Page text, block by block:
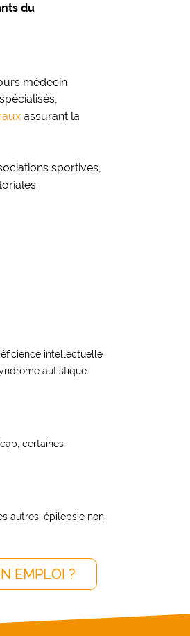
du
médecin
assurant la
sportives,
intellectuelle
autistique
certaines
autres, épilepsie non
EMPLOI ?